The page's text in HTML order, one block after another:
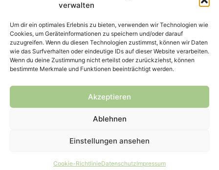
verwalten
Um dir ein optimales Erlebnis zu bieten, verwenden wir Technologien wie
Cookies, um Geräteinformationen zu speichern und/oder darauf
zuzugreifen. Wenn du diesen Technologien zustimmst, können wir Daten
wie das Surfverhalten oder eindeutige IDs auf dieser Website verarbeiten.
Wenn du deine Zustimmung nicht erteilst oder zurückziehst, können
bestimmte Merkmale und Funktionen beeinträchtigt werden.
Akzeptieren
Ablehnen
Einstellungen ansehen
Cookie-RichtlinieDatenschutzImpressum
Klicke hier, um Marketing-Cookies zu
akzeptieren und diesen Inhalt zu
aktivieren
Impressum Datenschutz